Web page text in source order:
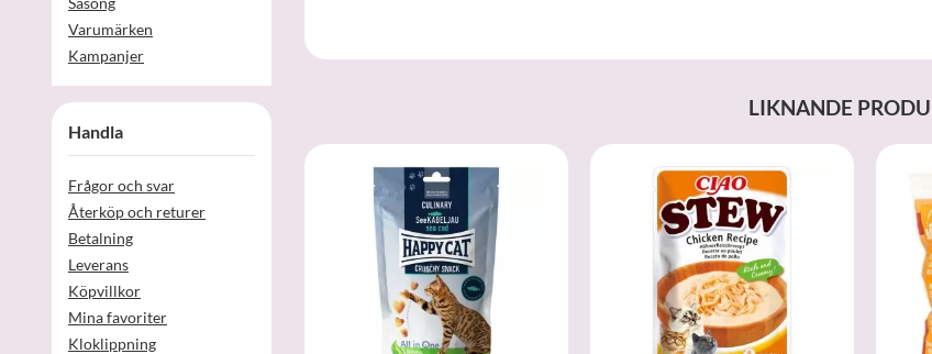
Varumärken
Kampanjer
Handla
Frågor och svar
Återköp och returer
Betalning
Leverans
Köpvillkor
Mina favoriter
Kloklippning
LIKNANDE